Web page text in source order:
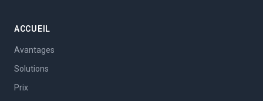
ACCUEIL
Avantages
Solutions
Prix